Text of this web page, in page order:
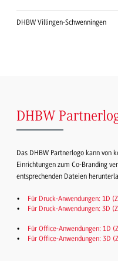
DHBW Villingen-Schwenningen
DHBW
Das DHBW Partnerlogo kann von
Einrichtungen zum Co-Branding
entsprechenden Dateien
Für Druck-Anwendungen: 1D
Für Druck-Anwendungen: 3D
Für Office-Anwendungen: 1D
Für Office-Anwendungen: 3D